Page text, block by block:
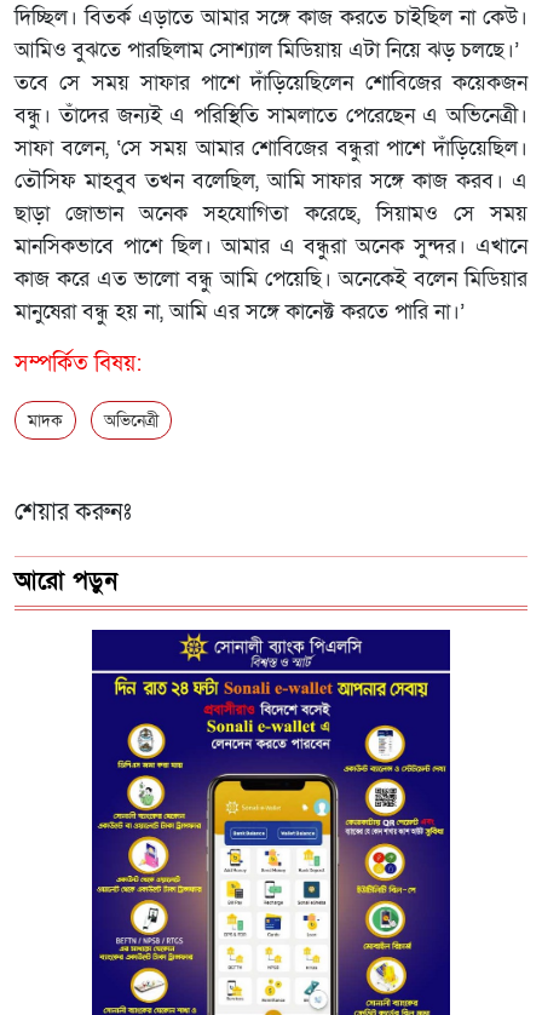
দিচ্ছিল। বিতর্ক এড়াতে আমার সঙ্গে কাজ করতে চাইছিল না কেউ।
আমিও বুঝতে পারছিলাম সোশ্যাল মিডিয়ায় এটা নিয়ে ঝড় চলছে।’
তবে সে সময় সাফার পাশে দাঁড়িয়েছিলেন শোবিজের কয়েকজন
বন্ধু। তাঁদের জন্যই এ পরিস্থিতি সামলাতে পেরেছেন এ অভিনেত্রী।
সাফা বলেন, ‘সে সময় আমার শোবিজের বন্ধুরা পাশে দাঁড়িয়েছিল।
তৌসিফ মাহবুব তখন বলেছিল, আমি সাফার সঙ্গে কাজ করব। এ
ছাড়া জোভান অনেক সহযোগিতা করেছে, সিয়ামও সে সময়
মানসিকভাবে পাশে ছিল। আমার এ বন্ধুরা অনেক সুন্দর। এখানে
কাজ করে এত ভালো বন্ধু আমি পেয়েছি। অনেকেই বলেন মিডিয়ার
মানুষেরা বন্ধু হয় না, আমি এর সঙ্গে কানেক্ট করতে পারি না।’
সম্পর্কিত বিষয়:
মাদক অভিনেত্রী
শেয়ার করুনঃ
আরো পড়ুন